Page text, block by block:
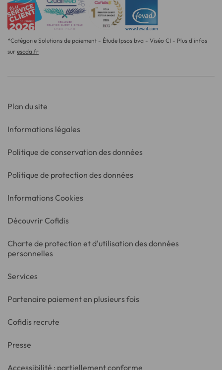
*Catégorie Solutions de paiement - Étude Ipsos bva - Viséo CI - Plus d'infos
sur escda.fr
Plan du site
Informations légales
Politique de conservation des données
Politique de protection des données
Informations Cookies
Découvrir Cofidis
Charte de protection et d'utilisation des données
personnelles
Services
Partenaire paiement en plusieurs fois
Cofidis recrute
Presse
Accessibilité : partiellement conforme